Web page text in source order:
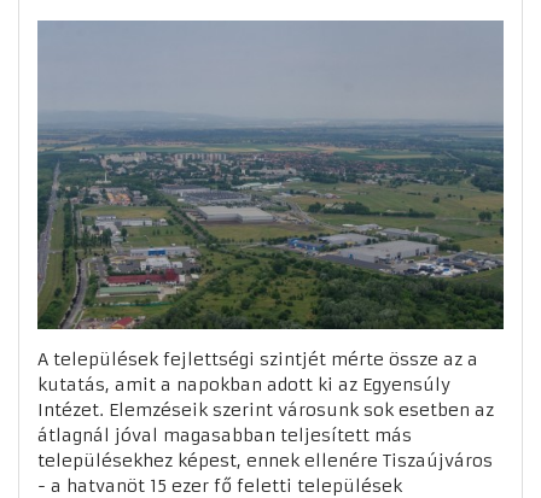
A települések fejlettségi szintjét mérte össze az a
kutatás, amit a napokban adott ki az Egyensúly
Intézet. Elemzéseik szerint városunk sok esetben az
átlagnál jóval magasabban teljesített más
településekhez képest, ennek ellenére Tiszaújváros
- a hatvanöt 15 ezer fő feletti települések